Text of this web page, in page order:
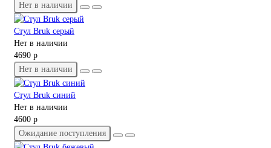
Нет в наличии
Стул Bruk серый
Нет в наличии
4690 р
Нет в наличии
Стул Bruk синий
Нет в наличии
4600 р
Ожидание поступления